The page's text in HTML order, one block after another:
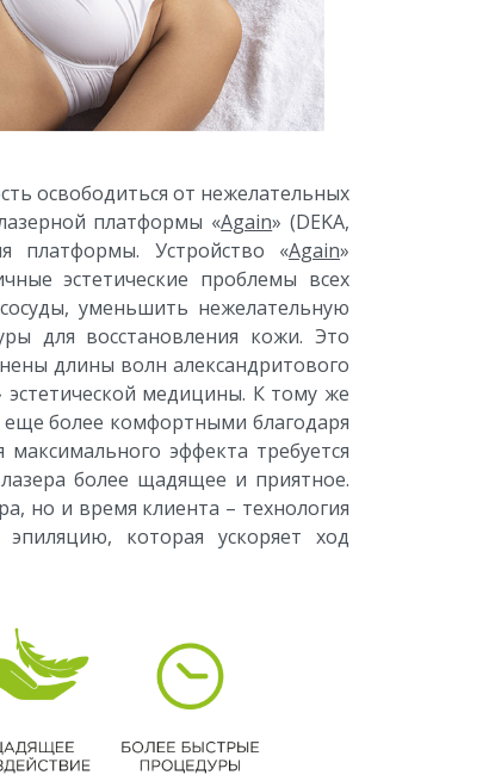
освободиться от нежелательных
платформы «Again» (DEKA,
платформы. Устройство «Again»
эстетические проблемы всех
уменьшить нежелательную
для восстановления кожи. Это
длины волн александритового
эстетической медицины. К тому же
еще более комфортными благодаря
эффекта требуется
более щадящее и приятное.
но и время клиента – технология
которая ускоряет ход